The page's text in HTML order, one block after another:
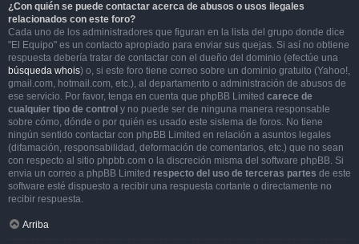
¿Con quién se puede contactar acerca de abusos o usos ilegales
relacionados con este foro?
Cada uno de los administradores que figuran en la lista del grupo donde dice
"El Equipo" es un contacto apropiado para enviar sus quejas. Si así no obtiene
respuesta debería tratar de contactar con el dueño del dominio (efectúe una
búsqueda whois) o, si este foro tiene correo sobre un dominio gratuito (Yahoo!,
gmail.com, hotmail.com, etc.), al departamento o administración de abusos de
ese servicio. Por favor, tenga en cuenta que phpBB Limited carece de
cualquier tipo de control y no puede ser de ninguna manera responsable
sobre cómo, dónde o por quién es usado este sistema de foros. No tiene
ningún sentido contactar con phpBB Limited en relación a asuntos legales
(difamación, responsabilidad, deformación de comentarios, etc.) que no sean
con respecto al sitio phpbb.com o la discreción misma del software phpBB. Si
envia un correo a phpBB Limited respecto del uso de terceras partes de este
software esté dispuesto a recibir una respuesta cortante o directamente no
recibir respuesta.
Arriba